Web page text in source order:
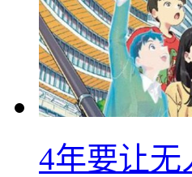
4年要让无